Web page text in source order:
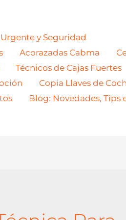
y Seguridad
Acorazadas Cabma
Técnicos de Cajas Fuertes
Copia Llaves de
Blog: Novedades, Tips